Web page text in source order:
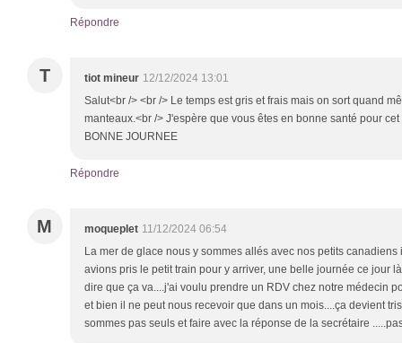
Répondre
T tiot mineur 12/12/2024 13:01
Salut<br /> <br /> Le temps est gris et frais mais on sort quand
manteaux.<br /> J'espère que vous êtes en bonne santé pour
BONNE JOURNEE
Répondre
M moqueplet 11/12/2024 06:54
La mer de glace nous y sommes allés avec nos petits
avions pris le petit train pour y arriver, une belle journée ce jour
dire que ça va....j'ai voulu prendre un RDV chez notre médecin
et bien il ne peut nous recevoir que dans un mois....ça devient
sommes pas seuls et faire avec la réponse de la secrétaire